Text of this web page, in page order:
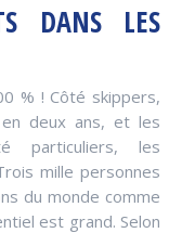
DANS LES
% ! Côté skippers,
deux ans, et les
particuliers, les
mille personnes
du monde comme
est grand. Selon